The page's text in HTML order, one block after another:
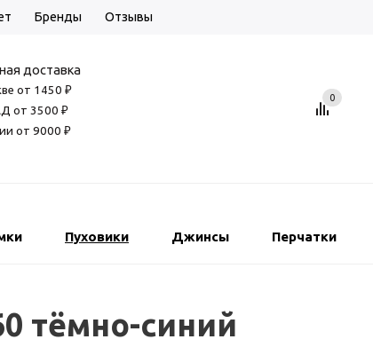
Бренды Отзывы
доставка
от 1450 ₽
от 3500 ₽
от 9000 ₽
0
Пуховики Джинсы Перчатки
тёмно-синий